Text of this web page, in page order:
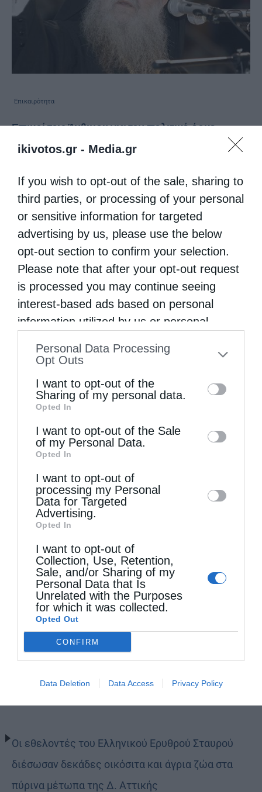
ikivotos.gr - Media.gr
If you wish to opt-out of the sale, sharing to
third parties, or processing of your personal
or sensitive information for targeted
advertising by us, please use the below
opt-out section to confirm your selection.
Please note that after your opt-out request
is processed you may continue seeing
interest-based ads based on personal
information utilized by us or personal
to your opt-out. You may separately opt-out
information by third parties on the IAB’s list
of downstream participants. This
information may also be disclosed by us to
third parties on theIAB’s List of
Downstream Participants
disclose it to other third parties.
Personal Data Processing
Opt Outs
I want to opt-out of the
Sharing of my personal data.
Opted In
I want to opt-out of the Sale
of my Personal Data.
Opted In
I want to opt-out of
processing my Personal
Data for Targeted
Advertising.
Opted In
I want to opt-out of
Collection, Use, Retention,
Sale, and/or Sharing of my
Personal Data that Is
Unrelated with the Purposes
for which it was collected.
Opted Out
CONFIRM
Data Deletion Data Access Privacy Policy
Επικαιρότητα
Επικρίσεις Άνθιμου για τον πολιτικό όρκο
υπουργών – Το περιστατικό με τον Τσίπρα στο
από christina 19 Μαρτίου 2018
Την πρόσφατη ορκωμοσία των νέων
υπουργών της κυβέρνησης με πολιτικό όρκο
σχολίασε με αιχμηρό τρόπο ο Μητροπολίτης
Θεσσαλονίκης κ. Άνθιμος, που χοροστάτησε
στη θεία λειτουργία στον Ιερό Ναό των
Αγίων …
Οι εθελοντές του Ελληνικού Ερυθρού Σταυρού
διέσωσαν δεκάδες οικόσιτα και άγρια ζώα στα
πύρινα μέτωπα της Δ. Αττικής